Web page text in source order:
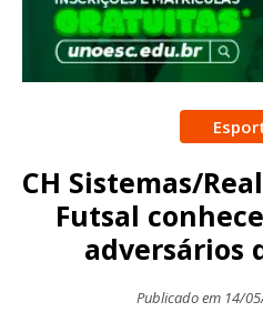
CH Sistemas/
Futsal
adversários
Publicado em 14/